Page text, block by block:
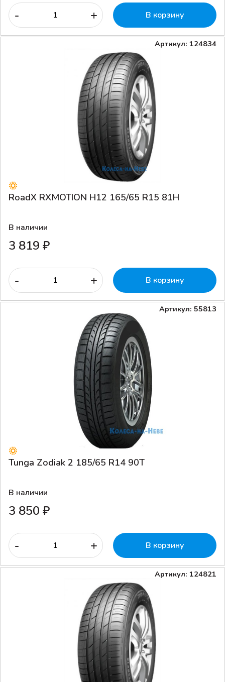
- + В корзину
Артикул: 124834
RoadX RXMOTION H12 165/65 R15 81H
В наличии
3 819 ₽
- + В корзину
Артикул: 55813
Tunga Zodiak 2 185/65 R14 90T
В наличии
3 850 ₽
- + В корзину
Артикул: 124821